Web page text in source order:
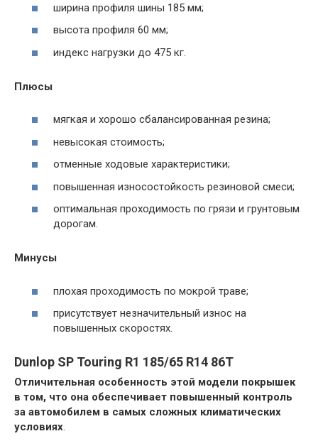
ширина профиля шины 185 мм;
высота профиля 60 мм;
индекс нагрузки до 475 кг.
Плюсы
мягкая и хорошо сбалансированная резина;
невысокая стоимость;
отменные ходовые характеристики;
повышенная износостойкость резиновой смеси;
оптимальная проходимость по грязи и грунтовым
дорогам.
Минусы
плохая проходимость по мокрой траве;
присутствует незначительный износ на
повышенных скоростях.
Dunlop SP Touring R1 185/65 R14 86T
Отличительная особенность этой модели покрышек
в том, что она обеспечивает повышенный контроль
за автомобилем в самых сложных климатических
условиях.